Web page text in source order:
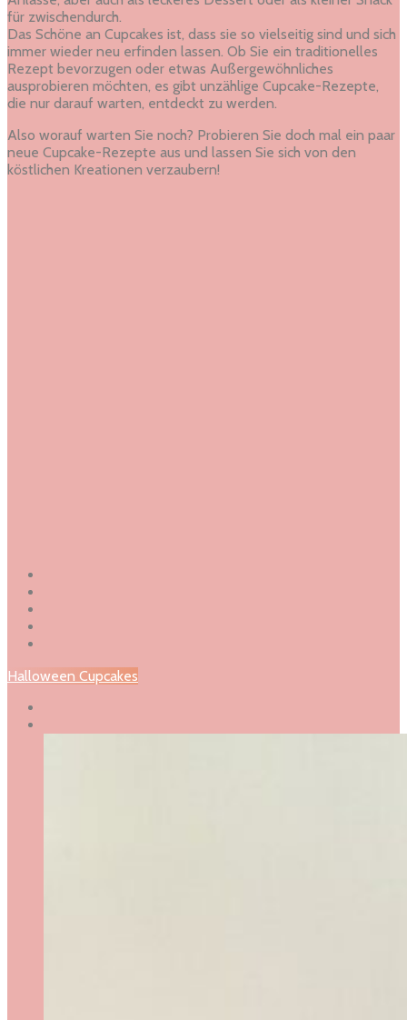
für zwischendurch.
Das Schöne an Cupcakes ist, dass sie so vielseitig sind und sich
immer wieder neu erfinden lassen. Ob Sie ein traditionelles
Rezept bevorzugen oder etwas Außergewöhnliches
ausprobieren möchten, es gibt unzählige Cupcake-Rezepte,
die nur darauf warten, entdeckt zu werden.
Also worauf warten Sie noch? Probieren Sie doch mal ein paar
neue Cupcake-Rezepte aus und lassen Sie sich von den
köstlichen Kreationen verzaubern!
Halloween Cupcakes